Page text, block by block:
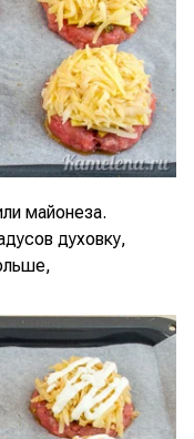
майонеза.
духовку,